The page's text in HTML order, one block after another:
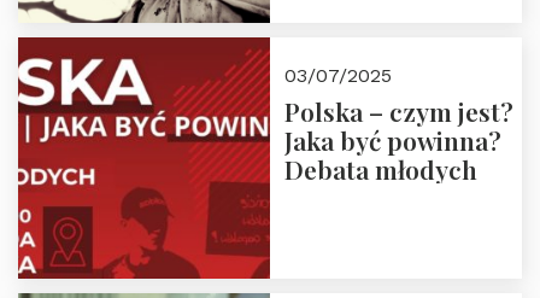
03/07/2025
Polska – czym jest?
Jaka być powinna?
Debata młodych